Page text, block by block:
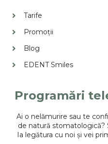
Tarife
Promoții
Blog
EDENT Smiles
Programări
Ai o nelămurire sau te
de natură stomatologică?
Ia legătura cu noi și vei